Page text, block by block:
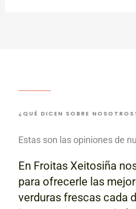
¿QUÉ DICEN SOBRE
Estas son las opiniones de
En Froitas Xeitosiña
para ofrecerle las
verduras frescas cada